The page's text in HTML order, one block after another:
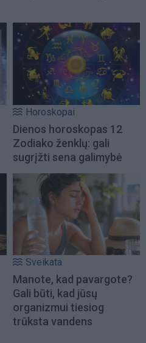
Horoskopai
Dienos horoskopas 12
Zodiako ženklų: gali
sugrįžti sena galimybė
Sveikata
Manote, kad pavargote?
Gali būti, kad jūsų
organizmui tiesiog
trūksta vandens